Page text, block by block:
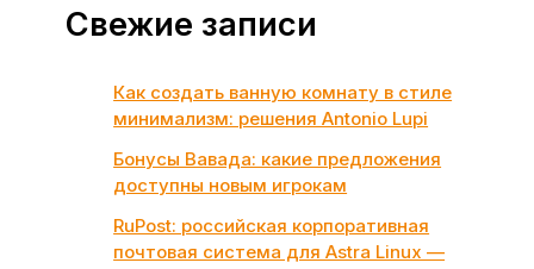
Свежие записи
Как создать ванную комнату в стиле
минимализм: решения Antonio Lupi
Бонусы Вавада: какие предложения
доступны новым игрокам
RuPost: российская корпоративная
почтовая система для Astra Linux —